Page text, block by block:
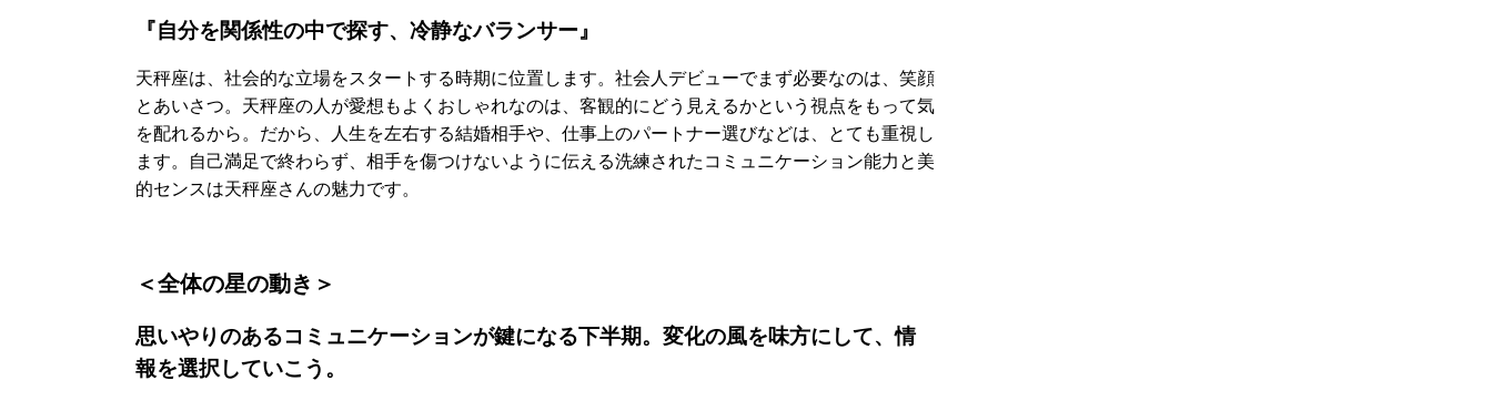
『自分を関係性の中で探す、冷静なバランサー』
天秤座は、社会的な立場をスタートする時期に位置します。社会人デビューでまず必要なのは、笑顔
とあいさつ。天秤座の人が愛想もよくおしゃれなのは、客観的にどう見えるかという視点をもって気
を配れるから。だから、人生を左右する結婚相手や、仕事上のパートナー選びなどは、とても重視し
ます。自己満足で終わらず、相手を傷つけないように伝える洗練されたコミュニケーション能力と美
的センスは天秤座さんの魅力です。
＜全体の星の動き＞
思いやりのあるコミュニケーションが鍵になる下半期。変化の風を味方にして、情
報を選択していこう。